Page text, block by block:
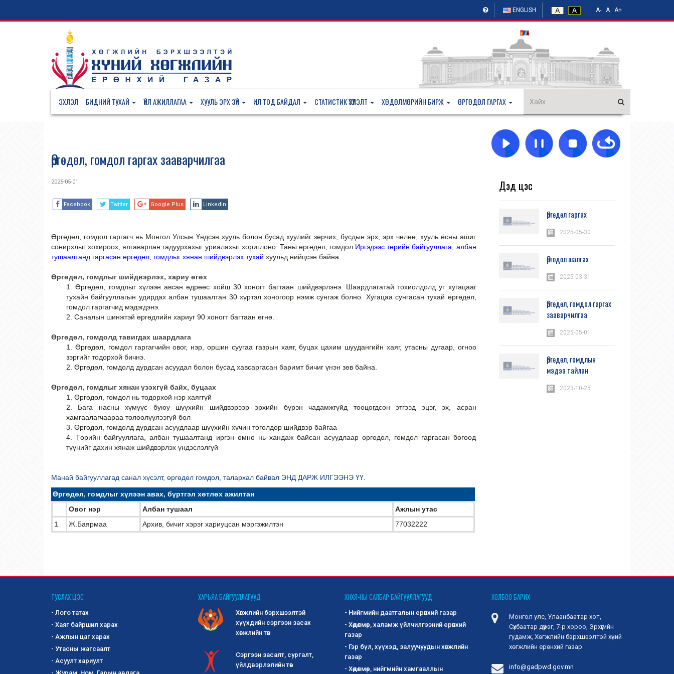
ENGLISH A- A A+
ЭХЛЭЛ БИДНИЙ ТУХАЙ ҮЙЛ АЖИЛЛАГАА ХУУЛЬ ЭРХ ЗҮЙ ИЛ ТОД БАЙДАЛ СТАТИСТИК ҮЗҮҮЛЭЛТ ХӨДӨЛМӨРИЙН БИРЖ ӨРГӨДӨЛ ГАРГАХ
Өргөдөл, гомдол гаргах зааварчилгаа
2025-05-01
Facebook Twitter Google Plus Linkedin
Өргөдөл, гомдол гаргагч нь Монгол Улсын Үндсэн хууль болон бусад хуулийг зөрчих, бусдын эрх, эрх чөлөө, хууль ёсны ашиг
сонирхлыг хохироох, ялгаварлан гадуурхахыг уриалахыг хориглоно. Таны өргөдөл, гомдол Иргэдээс төрийн байгууллага, албан
тушаалтанд гаргасан өргөдөл, гомдлыг хянан шийдвэрлэх тухай хуульд нийцсэн байна.
Өргөдөл, гомдлыг шийдвэрлэх, хариу өгөх
1. Өргөдөл, гомдлыг хүлээн авсан өдрөөс хойш 30 хоногт багтаан шийдвэрлэнэ. Шаардлагатай тохиолдолд уг хугацааг
тухайн байгууллагын удирдах албан тушаалтан 30 хүртэл хоногоор нэмж сунгаж болно. Хугацаа сунгасан тухай өргөдөл,
гомдол гаргагчид мэдэгдэнэ.
2. Саналын шинжтэй өргөдлийн хариуг 90 хоногт багтаан өгнө.
Өргөдөл, гомдолд тавигдах шаардлага
1. Өргөдөл, гомдол гаргагчийн овог, нэр, оршин суугаа газрын хаяг, буцах цахим шуудангийн хаяг, утасны дугаар, огноо
зэргийг тодорхой бичнэ.
2. Өргөдөл, гомдолд дурдсан асуудал болон бусад хавсаргасан баримт бичиг үнэн зөв байна.
Өргөдөл, гомдлыг хянан үзэхгүй байх, буцаах
1. Өргөдөл, гомдол нь тодорхой нэр хаяггүй
2. Бага насны хүмүүс буюу шүүхийн шийдвэрээр эрхийн бүрэн чадамжгүйд тооцогдсон этгээд эцэг, эх, асран
хамгаалагчаараа төлөөлүүлээгүй бол
3. Өргөдөл, гомдолд дурдсан асуудлаар шүүхийн хүчин төгөлдөр шийдвэр байгаа
4. Төрийн байгууллага, албан тушаалтанд иргэн өмнө нь хандаж байсан асуудлаар өргөдөл, гомдол гаргасан бөгөөд
түүнийг дахин хянаж шийдвэрлэх үндэслэлгүй
Манай байгууллагад санал хүсэлт, өргөдөл гомдол, талархал байвал ЭНД ДАРЖ ИЛГЭЭНЭ ҮҮ.
Өргөдөл, гомдлыг хүлээн авах, бүртгэл хөтлөх ажилтан
Овог нэр
Албан тушаал
Ажлын утас
1
Ж.Баярмаа Архив, бичиг хэрэг хариуцсан мэргэжилтэн 77032222
Дэд цэс
Өргөдөл гаргах
2025-05-30
Өргөдөл шалгах
2025-03-31
Өргөдөл, гомдол гаргах
зааварчилгаа
2025-05-01
Өргөдөл, гомдлын
мэдээ тайлан
2023-10-25
ТУСЛАХ ЦЭС
- Лого татах
- Хаяг байршил харах
- Ажлын цаг харах
- Утасны жагсаалт
- Асуулт хариулт
ХАРЬЯА БАЙГУУЛЛАГУУД
Хөгжлийн бэрхшээлтэй
хүүхдийн сэргээн засах
хөгжлийн төв
Сэргээн засалт, сургалт,
үйлдвэрлэлийн төв
ХНХЯ-НЫ САЛБАР БАЙГУУЛЛАГУУД
- Нийгмийн даатгалын ерөнхий газар
- Хөдөлмөр, халамж үйлчилгээний ерөнхий
газар
- Гэр бүл, хүүхэд, залуучуудын хөгжлийн
газар
- Хөдөлмөр, нийгмийн хамгааллын
ХОЛБОО БАРИХ
Монгол улс, Улаанбаатар хот,
Сүхбаатар дүүрэг, 7-р хороо, Эрхүүгийн
гудамж, Хөгжлийн бэрхшээлтэй хүний
хөгжлийн ерөнхий газар
info@gadpwd.gov.mn